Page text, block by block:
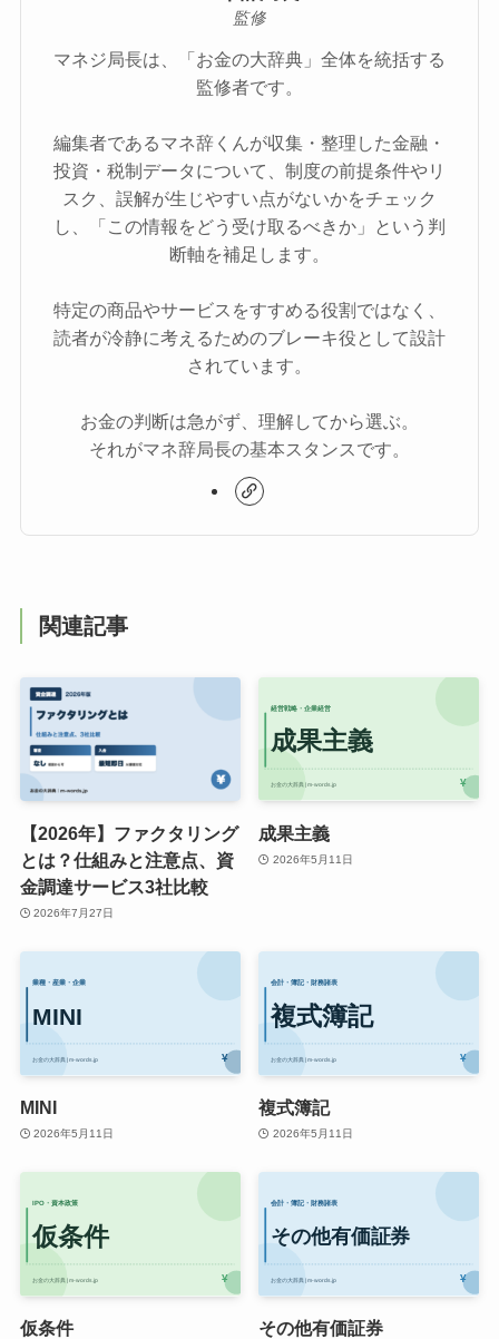
監修
マネジ局長は、「お金の大辞典」全体を統括する
監修者です。
編集者であるマネ辞くんが収集・整理した金融・
投資・税制データについて、制度の前提条件やリ
スク、誤解が生じやすい点がないかをチェック
し、「この情報をどう受け取るべきか」という判
断軸を補足します。
特定の商品やサービスをすすめる役割ではなく、
読者が冷静に考えるためのブレーキ役として設計
されています。
お金の判断は急がず、理解してから選ぶ。
それがマネ辞局長の基本スタンスです。
関連記事
【2026年】ファクタリング
とは？仕組みと注意点、資
金調達サービス3社比較
2026年7月27日
成果主義
2026年5月11日
MINI
2026年5月11日
複式簿記
2026年5月11日
仮条件 その他有価証券